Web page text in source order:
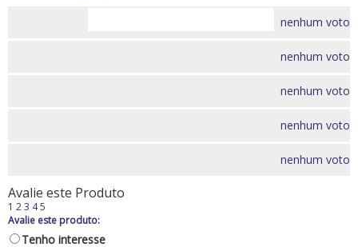
Maçanetas e Fechaduras
Máquinas e Ferramentas
Motocicletas
nenhum voto
nenhum voto
nenhum voto
nenhum voto
nenhum voto
Avalie este Produto
1 23 45
Avalie este produto:
Tenho interesse